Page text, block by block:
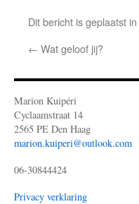
Dit bericht is geplaatst in
← Wat geloof jij?
Marion Kuipéri
Cyclaamstraat 14
2565 PE Den Haag
marion.kuiperi@outlook.com
06-30844424
Privacy verklaring